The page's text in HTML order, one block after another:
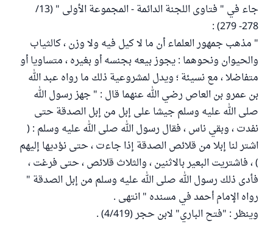
جاء في " فتاوى اللجنة الدائمة - المجموعة الأولى " (13/
278- 279) :
" مذهب جمهور العلماء أن ما لا كيل فيه ولا وزن ، كالثياب
والحيوان ونحوهما : يجوز بيعه بجنسه أو بغيره ، متساويا أو
متفاضلا ، مع نسيئة ؛ ويدل لمشروعية ذلك ما رواه عبد الله
بن عمرو بن العاص رضي الله عنهما قال : " جهز رسول الله
صلى الله عليه وسلم جيشا على إبل من إبل الصدقة حتى
نفدت ، وبقي ناس ، فقال رسول الله صلى الله عليه وسلم : (
اشتر لنا إبلا من قلائص الصدقة إذا جاءت ، حتى نؤديها إليهم
) ، فاشتريت البعير بالاثنين ، والثلاث قلائص ، حتى فرغت ،
فأدى ذلك رسول الله صلى الله عليه وسلم من إبل الصدقة "
رواه الإمام أحمد في مسنده " انتهى .
وينظر : "فتح الباري" لابن حجر (4/419) .